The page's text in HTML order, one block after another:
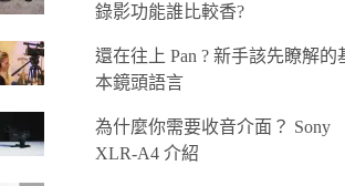
錄影功能誰比較香?
還在往上 Pan ? 新手該先瞭解的
本鏡頭語言
為什麼你需要收音介面？ Sony
XLR-A4 介紹